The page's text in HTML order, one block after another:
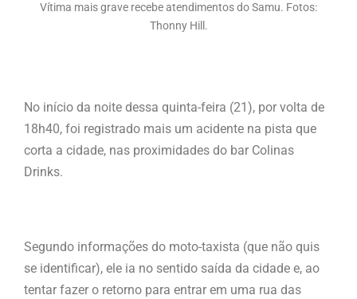
Vítima mais grave recebe atendimentos do Samu. Fotos:
Thonny Hill.
No início da noite dessa quinta-feira (21), por volta de
18h40, foi registrado mais um acidente na pista que
corta a cidade, nas proximidades do bar Colinas
Drinks.
Segundo informações do moto-taxista (que não quis
se identificar), ele ia no sentido saída da cidade e, ao
tentar fazer o retorno para entrar em uma rua das